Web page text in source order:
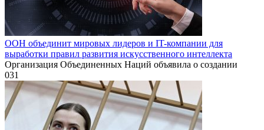
ООН объединит мировых лидеров и IT-компании для
выработки правил развития искусственного интеллекта
Организация Объединенных Наций объявила о создании
031